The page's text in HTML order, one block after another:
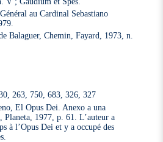
au Cardinal Sebastiano
Balaguer, Chemin, Fayard, 1973, n.
263, 750, 683, 326, 327
El Opus Dei. Anexo a una
Planeta, 1977, p. 61. L’auteur a
à l’Opus Dei et y a occupé des